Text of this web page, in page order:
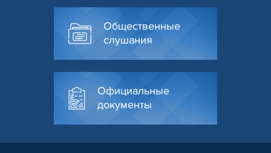
Общественные
слушания
Официальные
документы